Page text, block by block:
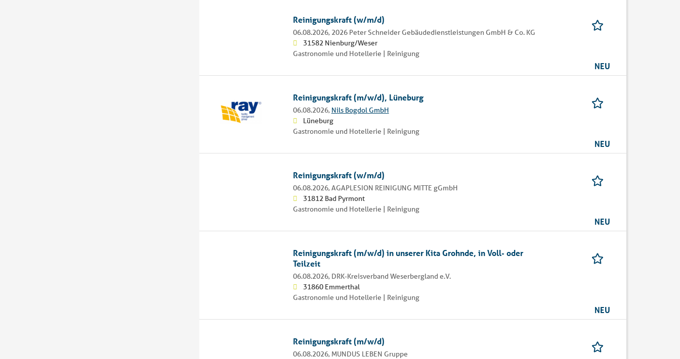
Reinigungskraft (w/m/d)
06.08.2026, 2026 Peter Schneider Gebäudedienstleistungen GmbH & Co. KG
31582 Nienburg/Weser
Gastronomie und Hotellerie | Reinigung
NEU
Reinigungskraft (m/w/d), Lüneburg
06.08.2026, Nils Bogdol GmbH
Lüneburg
Gastronomie und Hotellerie | Reinigung
NEU
Reinigungskraft (w/m/d)
06.08.2026,AGAPLESION REINIGUNG MITTE gGmbH
31812 Bad Pyrmont
Gastronomie und Hotellerie | Reinigung
NEU
Reinigungskraft (m/w/d) in unserer Kita Grohnde, in Voll- oder
Teilzeit
06.08.2026, DRK-Kreisverband Weserbergland e.V.
31860 Emmerthal
Gastronomie und Hotellerie | Reinigung
NEU
Reinigungskraft (m/w/d)
06.08.2026, MUNDUS LEBEN Gruppe